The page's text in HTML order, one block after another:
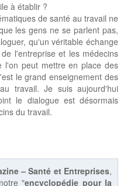
à établir ?
de santé au travail ne
les gens ne se parlent pas,
qu'un véritable échange
l'entreprise et les médecins
l'on peut mettre en place des
le grand enseignement des
travail. Je suis aujourd'hui
le dialogue est désormais
du travail.
– Santé et Entreprises,
"encyclopédie pour la